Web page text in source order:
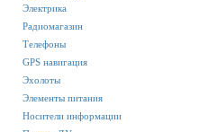
Электрика
Радиомагазин
Телефоны
GPS навигация
Эхолоты
Элементы питания
Носители информации